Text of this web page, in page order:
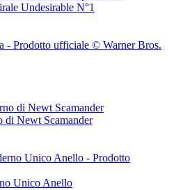
Undesirable N°1
di Newt Scamander
Unico Anello